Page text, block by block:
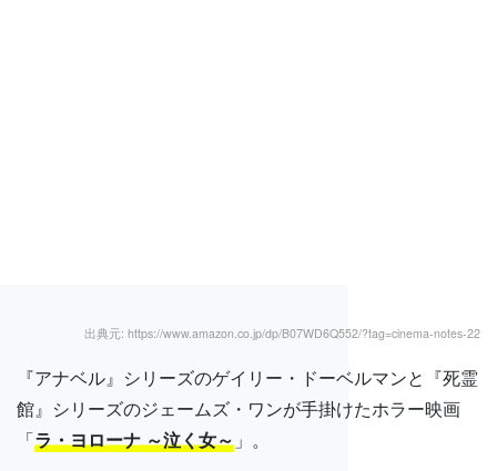
出典元: https://www.amazon.co.jp/dp/B07WD6Q552/?tag=cinema-notes-22
『アナベル』シリーズのゲイリー・ドーベルマンと『死霊
館』シリーズのジェームズ・ワンが手掛けたホラー映画
「ラ・ヨローナ ～泣く女～ 」。